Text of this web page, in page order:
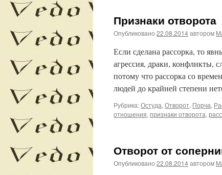
Признаки отворота
Опубликовано 22.08.2014автором
Если сделана рассорка, то
агрессия, драки, конфликты,
потому что рассорка со
людей до крайней степени
Рубрика:Остуда, Отворот, Порча,
отношения, признаки отворота,
Отворот от
Опубликовано 22.08.2014автором